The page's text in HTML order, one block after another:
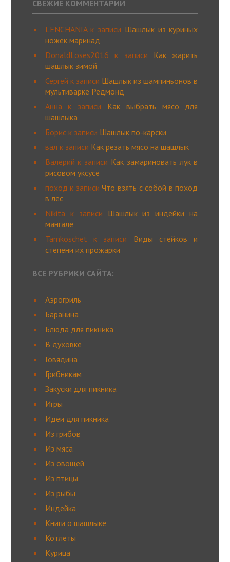
СВЕЖИЕ КОММЕНТАРИИ
LENCHANIAк записи Шашлык из куриных
ножек маринад
DonaldLoses2016 к записи Как жарить
шашлык зимой
Сергей к записи Шашлык из шампиньонов в
мультиварке Редмонд
Анна к записи Как выбрать мясо для
шашлыка
Бориск записи Шашлык по-карски
вал к записи Как резать мясо на шашлык
Валерий к записи Как замариновать лук в
рисовом уксусе
поход к записиЧто взять с собой в поход
в лес
Nikita к записи Шашлык из индейки на
мангале
Tamkoschet к записи Виды стейков и
степени их прожарки
ВСЕ РУБРИКИ САЙТА:
Аэрогриль
Баранина
Блюда для пикника
В духовке
Говядина
Грибникам
Закуски для пикника
Игры
Идеи для пикника
Из грибов
Из мяса
Из овощей
Из птицы
Из рыбы
Индейка
Книги о шашлыке
Котлеты
Курица